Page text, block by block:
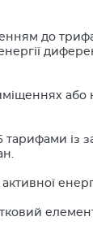
до
або
із